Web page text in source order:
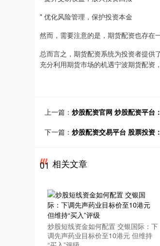
* 优化风险管理，保护投资本金
然而，需要注意的是，期货配资也存在
总而言之，期货配资系统为投资者提供
充分利用期货市场的机遇宁波期货配资
上一篇： 炒股配资官网 炒股配资平台
下一篇： 炒股配资交易平台 股票投资
01 相关文章
炒股短线资金如何配置 交银国际：下
调先声药业目标价至10港元 但维持